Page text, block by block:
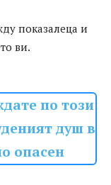
показалеца и
ви.
по този
душ в
опасен